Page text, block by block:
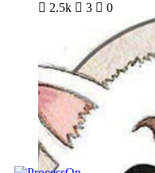
 2.5k  3  0